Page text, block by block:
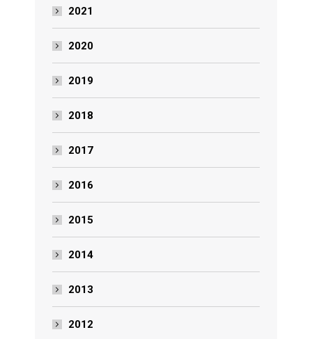
2021
2020
2019
2018
2017
2016
2015
2014
2013
2012